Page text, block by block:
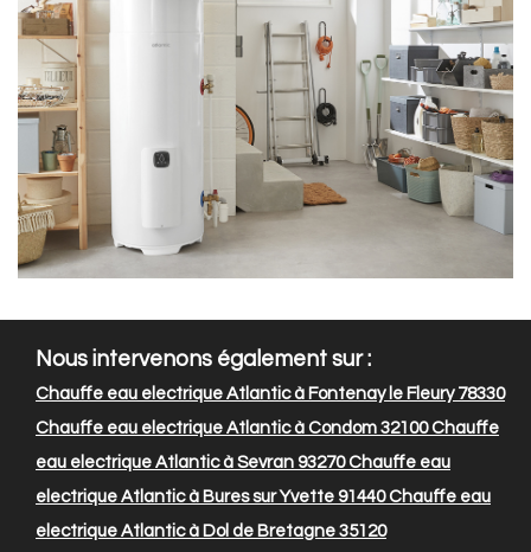
Nous intervenons également sur :
Chauffe eau electrique Atlantic à Fontenay le Fleury 78330
Chauffe eau electrique Atlantic à Condom 32100Chauffe
eau electrique Atlantic à Sevran 93270Chauffe eau
electrique Atlantic à Bures sur Yvette 91440Chauffe eau
electrique Atlantic à Dol de Bretagne 35120